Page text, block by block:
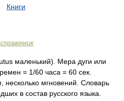
Книги
маленький). Мера дуги или
= 1/60 часа = 60 сек.
несколько мгновений. Словарь
в состав русского языка.